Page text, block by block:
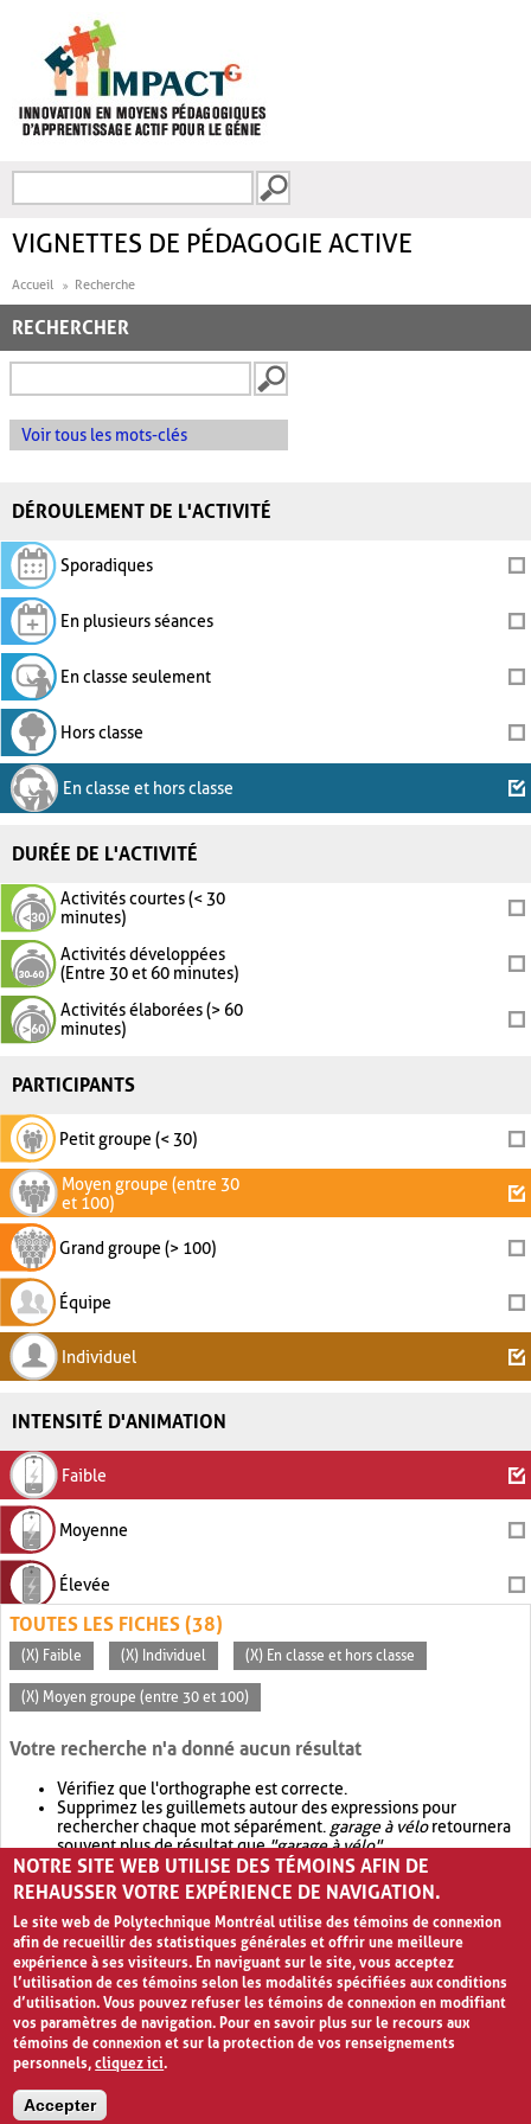
FORMULAIRE DE
VIGNETTES DE PÉDAGOGIE ACTIVE
Accueil Recherche
RECHERCHER
Voir tous les mots-clés
DÉROULEMENT DE L'ACTIVITÉ
Sporadiques
En plusieurs séances
En classe seulement
Hors classe
En classe et hors classe
DURÉE DE L'ACTIVITÉ
Activités courtes (< 30
minutes)
Activités développées
(Entre 30 et 60 minutes)
Activités élaborées (> 60
minutes)
PARTICIPANTS
Petit groupe (< 30)
Moyen groupe (entre 30
et 100)
Grand groupe (> 100)
Équipe
Individuel
INTENSITÉ D'ANIMATION
Faible
Moyenne
Élevée
TOUTES LES FICHES (38)
(X) Faible (X) Individuel (X) En classe et hors classe
(X) Moyen groupe (entre 30 et 100)
Votre recherche n'a donné aucun résultat
Vérifiez que l'orthographe est correcte.
Supprimez les guillemets autour des expressions pour
rechercher chaque mot séparément. garage à véloretournera
souvent plus de résultat que"garage à vélo".
Envisagez d'élargir votre recherche avec OR.garage OR vélo
retournera souvent plus de résultat quegarage à vélo
NOTRE SITE WEB UTILISE DES TÉMOINS AFIN DE
REHAUSSER VOTRE EXPÉRIENCE DE NAVIGATION.
Le site web de Polytechnique Montréal utilise des témoins de connexion
afin de recueillir des statistiques générales et offrir une meilleure
expérience à ses visiteurs. En naviguant sur le site, vous acceptez
l’utilisation de ces témoins selon les modalités spécifiées aux conditions
d’utilisation. Vous pouvez refuser les témoins de connexion en modifiant
vos paramètres de navigation. Pour en savoir plus sur le recours aux
témoins de connexion et sur la protection de vos renseignements
personnels,cliquez ici.
Accepter